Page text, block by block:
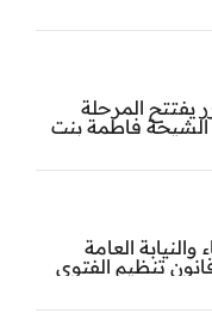
يفتتح المرحلة
فاطمة بنت
العامة
تنظيم الفتوى